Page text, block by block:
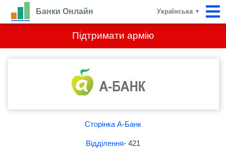
Підтримати армію
Банки Онлайн Українська ▼
Сторінка А-Банк
Відділення- 421